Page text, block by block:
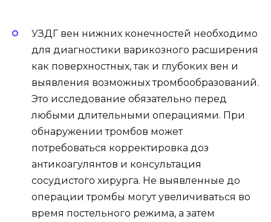
УЗДГ вен нижних конечностей необходимо
для диагностики варикозного расширения
как поверхностных, так и глубоких вен и
выявления возможных тромбообразований.
Это исследование обязательно перед
любыми длительными операциями. При
обнаружении тромбов может
потребоваться корректировка доз
антикоагулянтов и консультация
сосудистого хирурга. Не выявленные до
операции тромбы могут увеличиваться во
время постельного режима, а затем